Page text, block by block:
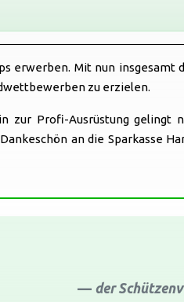
erwerben. Mit nun insgesamt
zu erzielen.
zur Profi-Ausrüstung gelingt
an die Sparkasse
der